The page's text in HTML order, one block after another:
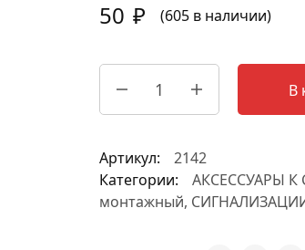
50 ₽ (605 в наличии)
В
Артикул:
2142
Категории:
АКСЕССУАРЫ
монтажный,